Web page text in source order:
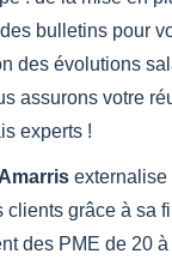
bulletins pour
des évolutions
assurons votre
experts !
externalise
clients grâce à sa
des PME de 20